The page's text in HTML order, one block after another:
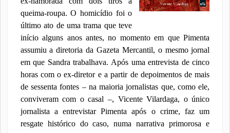
queima-roupa. O homicídio foi o
último ato de uma trama que teve
início alguns anos antes, no momento em que Pimenta
assumiu a diretoria da Gazeta Mercantil, o mesmo jornal
em que Sandra trabalhava. Após uma entrevista de cinco
horas com o ex-diretor e a partir de depoimentos de mais
de sessenta fontes – na maioria jornalistas que, como ele,
conviveram com o casal –, Vicente Vilardaga, o único
jornalista a entrevistar Pimenta após o crime, faz um
resgate histórico do caso, numa narrativa primorosa e